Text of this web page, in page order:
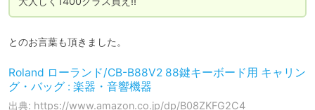
とのお言葉も頂きました。
Roland ローランド/CB-B88V2 88鍵キーボード用 キャリン
グ・バッグ : 楽器・音響機器
出典: https://www.amazon.co.jp/dp/B08ZKFG2C4